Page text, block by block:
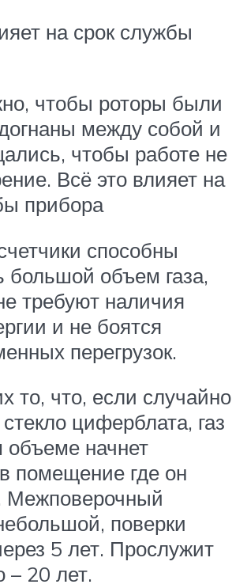
на срок службы
чтобы роторы были
между собой и
чтобы работе не
Всё это влияет на
прибора
способны
большой объем газа,
требуют наличия
и не боятся
перегрузок.
то, что, если случайно
циферблата, газ
начнет
помещение где он
Межповерочный
поверки
5 лет. Прослужит
– 20 лет.